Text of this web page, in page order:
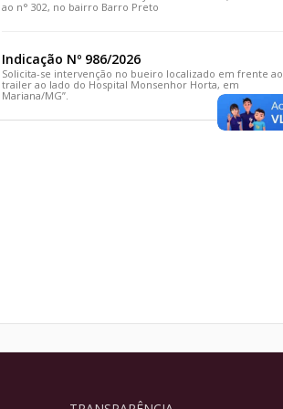
ao n° 302, no bairro Barro Preto
Indicação Nº 986/2026
Solicita-se intervenção no bueiro localizado em frente ao
trailer ao lado do Hospital Monsenhor Horta, em
Mariana/MG”.